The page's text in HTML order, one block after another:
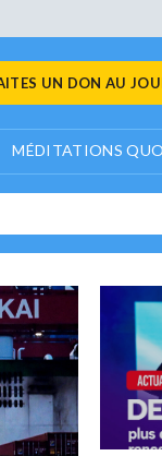
UN DON AU
MÉDITATIONS